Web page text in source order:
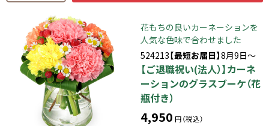
花もちの良いカーネーションを
人気な色味で合わせました
524213【最短お届日】8月9日～
【ご退職祝い(法人）】カーネ
ーションのグラスブーケ（花
瓶付き）
4,950 円（税込）